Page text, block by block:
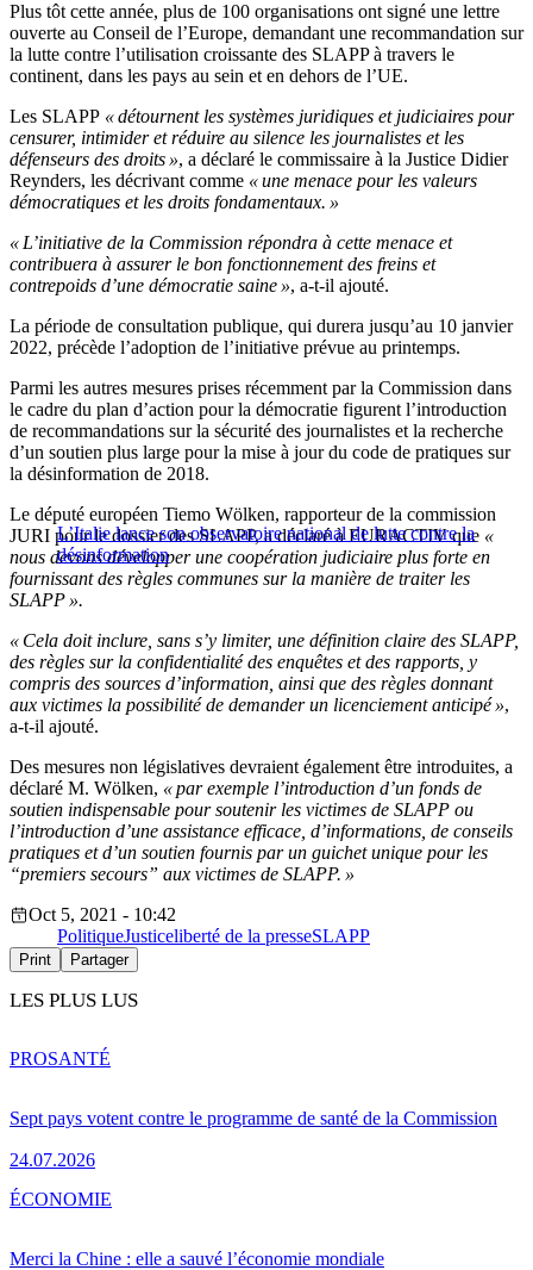
Plus tôt cette année, plus de 100 organisations ont signé une lettre
ouverte au Conseil de l’Europe, demandant une recommandation sur
la lutte contre l’utilisation croissante des SLAPP à travers le
continent, dans les pays au sein et en dehors de l’UE.
Les SLAPP « détournent les systèmes juridiques et judiciaires pour
censurer, intimider et réduire au silence les journalistes et les
défenseurs des droits », a déclaré le commissaire à la Justice Didier
Reynders, les décrivant comme « une menace pour les valeurs
démocratiques et les droits fondamentaux. »
« L’initiative de la Commission répondra à cette menace et
contribuera à assurer le bon fonctionnement des freins et
contrepoids d’une démocratie saine », a-t-il ajouté.
La période de consultation publique, qui durera jusqu’au 10 janvier
2022, précède l’adoption de l’initiative prévue au printemps.
Parmi les autres mesures prises récemment par la Commission dans
le cadre du plan d’action pour la démocratie figurent l’introduction
de recommandations sur la sécurité des journalistes et la recherche
d’un soutien plus large pour la mise à jour du code de pratiques sur
la désinformation de 2018.
L’Italie lance son observatoire national de lutte contre la
désinformation
Le député européen Tiemo Wölken, rapporteur de la commission
JURI pour le dossier des SLAPP, a déclaré à EURACTIV que «
nous devons développer une coopération judiciaire plus forte en
fournissant des règles communes sur la manière de traiter les
SLAPP ».
« Cela doit inclure, sans s’y limiter, une définition claire des SLAPP,
des règles sur la confidentialité des enquêtes et des rapports, y
compris des sources d’information, ainsi que des règles donnant
aux victimes la possibilité de demander un licenciement anticipé »,
a-t-il ajouté.
Des mesures non législatives devraient également être introduites, a
déclaré M. Wölken, « par exemple l’introduction d’un fonds de
soutien indispensable pour soutenir les victimes de SLAPP ou
l’introduction d’une assistance efficace, d’informations, de conseils
pratiques et d’un soutien fournis par un guichet unique pour les
“premiers secours” aux victimes de SLAPP. »
Oct 5, 2021 - 10:42
PolitiqueJusticeliberté de la presseSLAPP
Print Partager
LES PLUS LUS
Sept pays votent contre le programme de santé de la Commission
24.07.2026
PROSANTÉ
Merci la Chine : elle a sauvé l’économie mondiale
ÉCONOMIE